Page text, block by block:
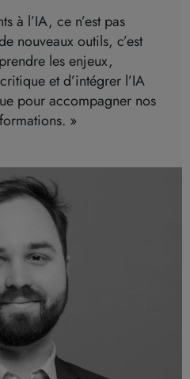
à l’IA, ce n’est pas
nouveaux outils, c’est
les enjeux,
et d’intégrer l’IA
pour accompagner nos
»